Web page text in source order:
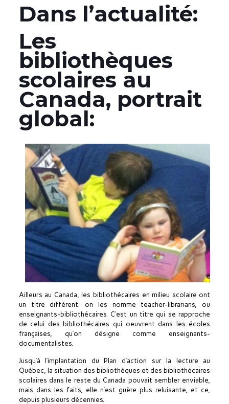
Dans l’actualité:
Les
bibliothèques
scolaires au
Canada, portrait
global:
Ailleurs au Canada, les bibliothécaires en milieu scolaire ont
un titre différent: on les nomme teacher-librarians, ou
enseignants-bibliothécaires. C’est un titre qui se rapproche
de celui des bibliothécaires qui oeuvrent dans les écoles
françaises, qu’on désigne comme enseignants-
documentalistes.
Jusqu’à l’implantation du Plan d’action sur la lecture au
Québec, la situation des bibliothèques et des bibliothécaires
scolaires dans le reste du Canada pouvait sembler enviable,
mais dans les faits, elle n’est guère plus reluisante, et ce,
depuis plusieurs décennies.